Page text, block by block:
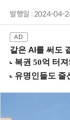
발행일 : 2024-04-
같은 AI를 써도